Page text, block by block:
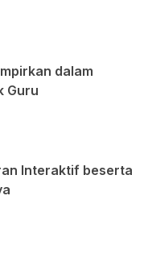
dalam
Guru
Interaktif beserta